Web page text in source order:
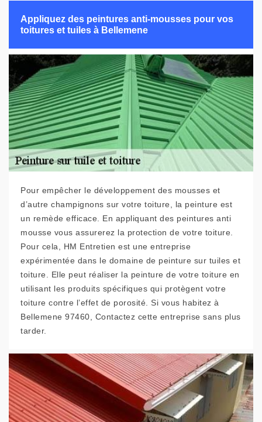
Appliquez des peintures anti-mousses pour vos
toitures et tuiles à Bellemene
Pour empêcher le développement des mousses et
d’autre champignons sur votre toiture, la peinture est
un remède efficace. En appliquant des peintures anti
mousse vous assurerez la protection de votre toiture.
Pour cela, HM Entretien est une entreprise
expérimentée dans le domaine de peinture sur tuiles et
toiture. Elle peut réaliser la peinture de votre toiture en
utilisant les produits spécifiques qui protègent votre
toiture contre l’effet de porosité. Si vous habitez à
Bellemene 97460, Contactez cette entreprise sans plus
tarder.